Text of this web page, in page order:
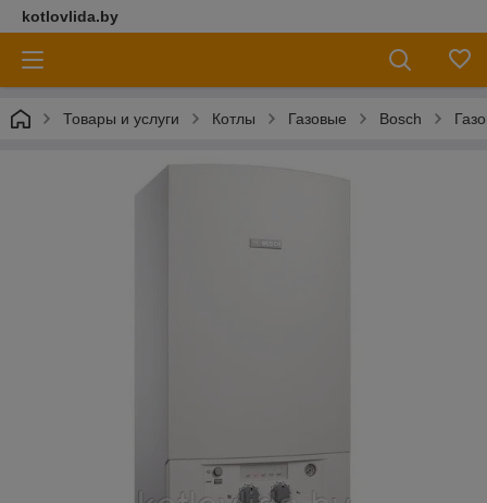
kotlovlida.by
Товары и услуги Котлы Газовые Bosch